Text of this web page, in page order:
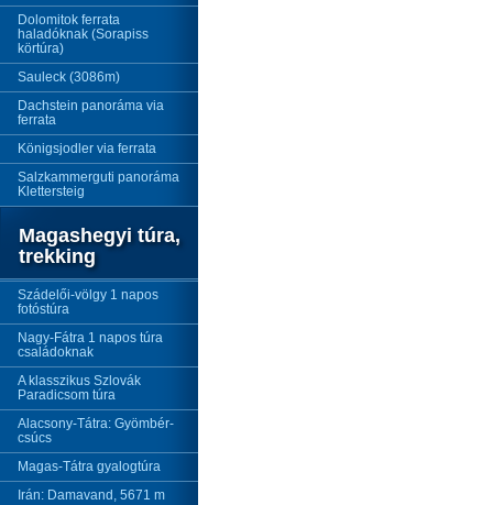
Dolomitok ferrata
haladóknak (Sorapiss
körtúra)
Sauleck (3086m)
Dachstein panoráma via
ferrata
Königsjodler via ferrata
Salzkammerguti panoráma
Klettersteig
Magashegyi túra,
trekking
Szádelői-völgy 1 napos
fotóstúra
Nagy-Fátra 1 napos túra
családoknak
A klasszikus Szlovák
Paradicsom túra
Alacsony-Tátra: Gyömbér-
csúcs
Magas-Tátra gyalogtúra
Irán: Damavand, 5671 m